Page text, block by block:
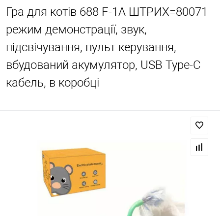
Гра для котів 688 F-1A ШТРИХ=80071
режим демонстрації, звук,
підсвічування, пульт керування,
вбудований акумулятор, USB Type-C
кабель, в коробці